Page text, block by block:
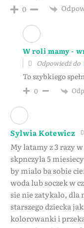
0
W roli mamy -
Odpowiedź do
To szybkiego
0
Sylwia Kotewicz
My latamy z 3 razy
skpnczyla 5
by mialo ba sobie
woda lub soczek w
sie nie zatykalo, dla
starszego dziecka
kolorowanki i